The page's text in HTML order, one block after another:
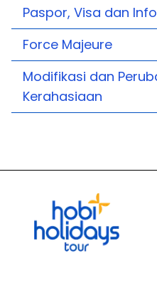
Paspor, Visa dan
Force Majeure
Modifikasi dan
Kerahasiaan